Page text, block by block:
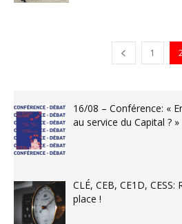
1
16/08 – Conférence: «
au service du Capital ? »
CLÉ, CEB, CE1D,
place !